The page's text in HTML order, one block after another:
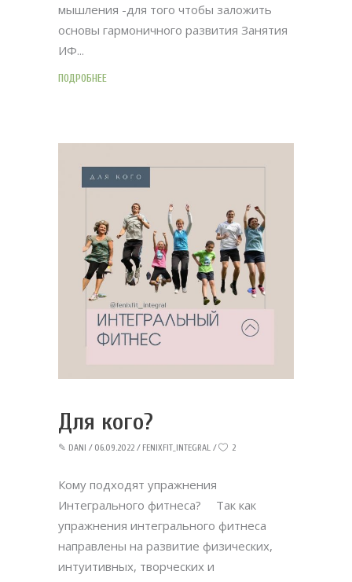
мышления -для того чтобы заложить
основы гармоничного развития Занятия
ИФ
ПОДРОБНЕЕ
Для кого?
✎ DANI 06.09.2022 FENIXFIT_INTEGRAL 2
Кому подходят упражнения
Интегрального фитнеса? ⠀ Так как
упражнения интегрального фитнеса
направлены на развитие физических,
интуитивных, творческих и